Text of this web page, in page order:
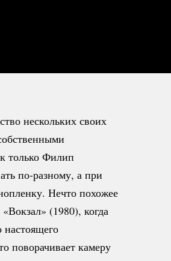
нескольких своих
только Филип
по-разному, а при
Нечто похожее
(1980), когда
настоящего
поворачивает камеру